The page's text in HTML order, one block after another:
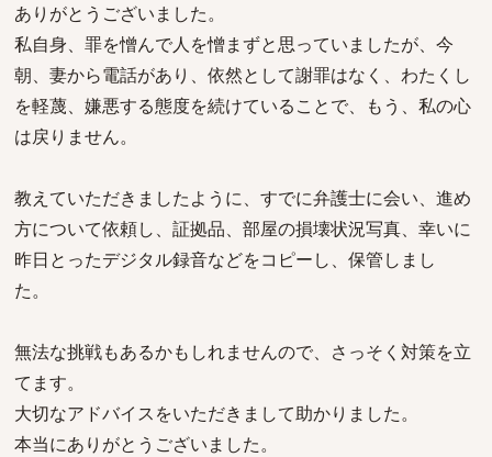
ありがとうございました。
私自身、罪を憎んで人を憎まずと思っていましたが、今
朝、妻から電話があり、依然として謝罪はなく、わたくし
を軽蔑、嫌悪する態度を続けていることで、もう、私の心
は戻りません。
教えていただきましたように、すでに弁護士に会い、進め
方について依頼し、証拠品、部屋の損壊状況写真、幸いに
昨日とったデジタル録音などをコピーし、保管しまし
た。
無法な挑戦もあるかもしれませんので、さっそく対策を立
てます。
大切なアドバイスをいただきまして助かりました。
本当にありがとうございました。